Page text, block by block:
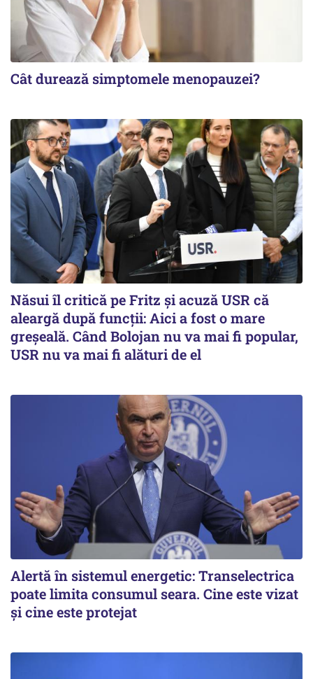
Cât durează simptomele menopauzei?
Năsui îl critică pe Fritz și acuză USR că
aleargă după funcții: Aici a fost o mare
greșeală. Când Bolojan nu va mai fi popular,
USR nu va mai fi alături de el
Alertă în sistemul energetic: Transelectrica
poate limita consumul seara. Cine este vizat
și cine este protejat